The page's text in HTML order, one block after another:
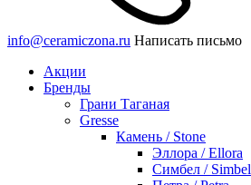
info@ceramiczona.ru Написать письмо
Акции
Бренды
Грани Таганая
Gresse
Камень / Stone
Эллора / Ellora
Симбел / Simbel